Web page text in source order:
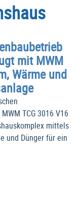
mit MWM
Wärme und
TCG 3016 V16
mittels
und Dünger für ein